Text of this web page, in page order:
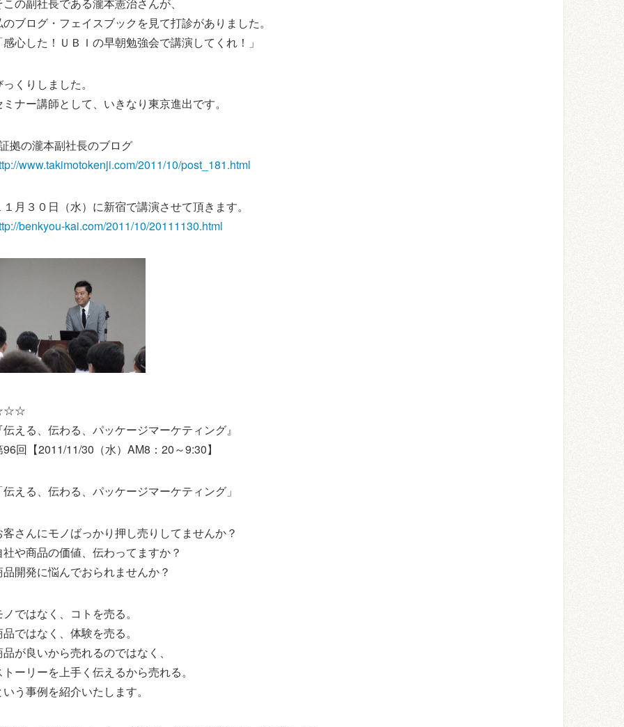
のブログ・フェイスブックを見て打診がありました。
感心した！ＵＢＩの早朝勉強会で講演してくれ！」
くりしました。
ミナー講師として、いきなり東京進出です。
拠の瀧本副社長のブログ
www.takimotokenji.com/2011/10/post_181.html
１月３０日（水）に新宿で講演させて頂きます。
benkyou-kai.com/2011/10/20111130.html
伝える、伝わる、パッケージマーケティング』
96回【2011/11/30（水）AM8：20～9:30】
伝える、伝わる、パッケージマーケティング」
客さんにモノばっかり押し売りしてませんか？
社や商品の価値、伝わってますか？
品開発に悩んでおられませんか？
ノではなく、コトを売る。
品ではなく、体験を売る。
品が良いから売れるのではなく、
トーリーを上手く伝えるから売れる。
いう事例を紹介いたします。